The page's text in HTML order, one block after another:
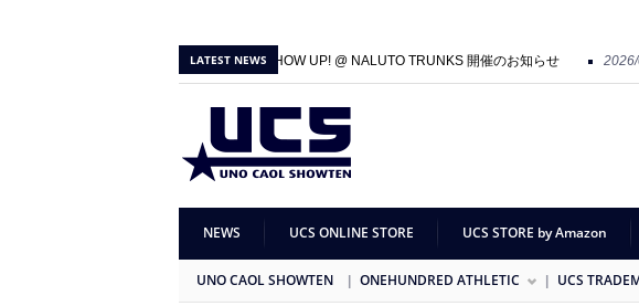
LATEST NEWS
2026/06/01 |100A SHOW UP! @ NALUTO TRUNKS 開催のお知らせ 2026/
2025/09/27 |100A SHOW UP! & GB × 100A 1st Collection Preview 開催のお知らせ
NEWS UCS ONLINE STORE UCS STORE by Amazon
UNO CAOL SHOWTEN ONEHUNDRED ATHLETIC UCS